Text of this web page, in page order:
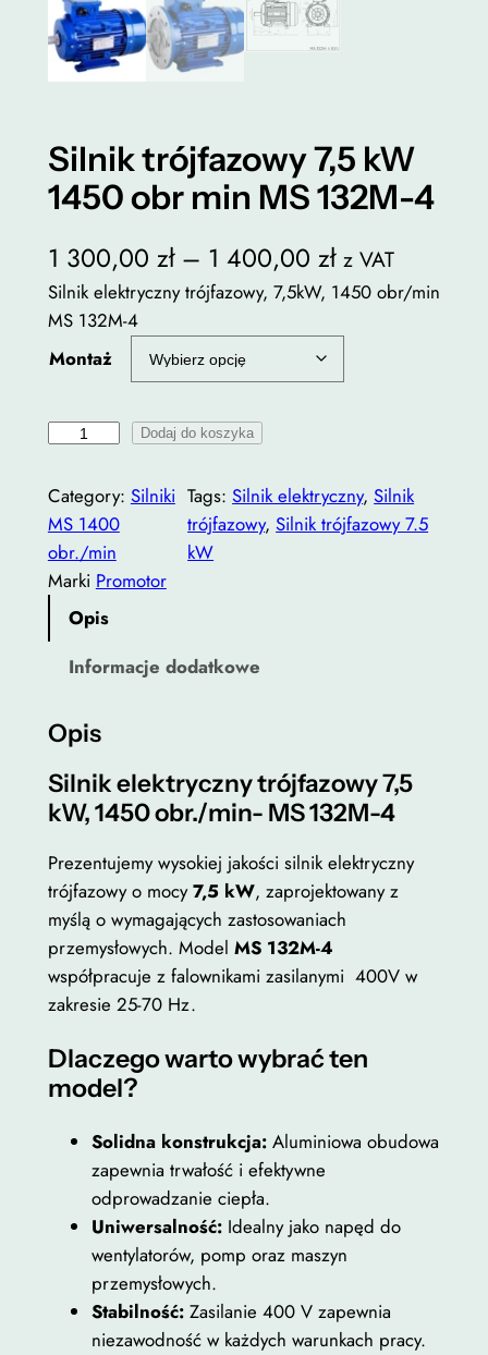
Silnik trójfazowy 7,5 kW
1450 obr min MS 132M-4
1 300,00 zł – 1 400,00 złZ
a
k
r
c
e
0
0
,
0
ł
o
0
,
z VAT
Silnik elektryczny trójfazowy, 7,5kW, 1450 obr/min
MS 132M-4
Montaż
o
ś
ć
S
k
t
r
ó
f
a
z
o
w
y
,
5
Dodaj do koszyka
Category: Silniki
MS 1400
obr./min
Tags:Silnik elektryczny, Silnik
trójfazowy, Silnik trójfazowy 7.5
kW
Marki Promotor
Opis
Informacje dodatkowe
Opis
Silnik elektryczny trójfazowy 7,5
kW, 1450 obr./min- MS 132M-4
Prezentujemy wysokiej jakości silnik elektryczny
trójfazowy o mocy7,5 kW, zaprojektowany z
myślą o wymagających zastosowaniach
przemysłowych. Model MS 132M-4
współpracuje z falownikami zasilanymi 400V w
zakresie 25-70 Hz.
Dlaczego warto wybrać ten
model?
Solidna konstrukcja:Aluminiowa obudowa
zapewnia trwałość i efektywne
odprowadzanie ciepła.
Uniwersalność:Idealny jako napęd do
wentylatorów, pomp oraz maszyn
przemysłowych.
Stabilność:Zasilanie 400 V zapewnia
niezawodność w każdych warunkach pracy.